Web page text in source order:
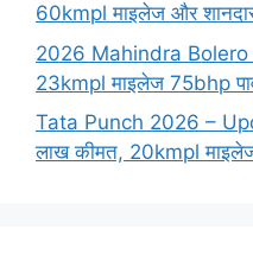
60kmpl माइलेज और
2026 Mahindra Bolero
23kmpl माइलेज 75bhp
Tata Punch 2026 –
लाख कीमत, 20kmpl